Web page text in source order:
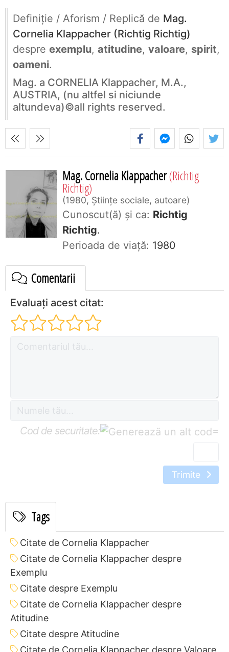
Definiţie / Aforism / Replică de Mag.
Cornelia Klappacher (Richtig Richtig)
despre exemplu, atitudine, valoare, spirit,
oameni.
Mag. a CORNELIA Klappacher, M.A.,
AUSTRIA, (nu altfel si niciunde
altundeva)©️all rights reserved.
Mag. Cornelia Klappacher(Richtig
Richtig)
1980, Științe sociale, autoare
Cunoscut(ă) și ca: Richtig
Richtig.
Perioada de viaţă: 1980
Comentarii
Evaluați acest citat:
Cod de securitate: =
Trimite
Tags
Citate de Cornelia Klappacher
Citate de Cornelia Klappacher despre
Exemplu
Citate despre Exemplu
Citate de Cornelia Klappacher despre
Atitudine
Citate despre Atitudine
Citate de Cornelia Klappacher despre Valoare